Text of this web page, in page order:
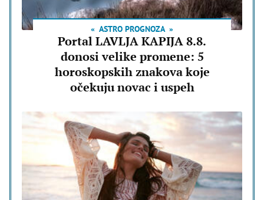
ASTRO PROGNOZA
Portal LAVLJA KAPIJA 8.8.
donosi velike promene: 5
horoskopskih znakova koje
očekuju novac i uspeh